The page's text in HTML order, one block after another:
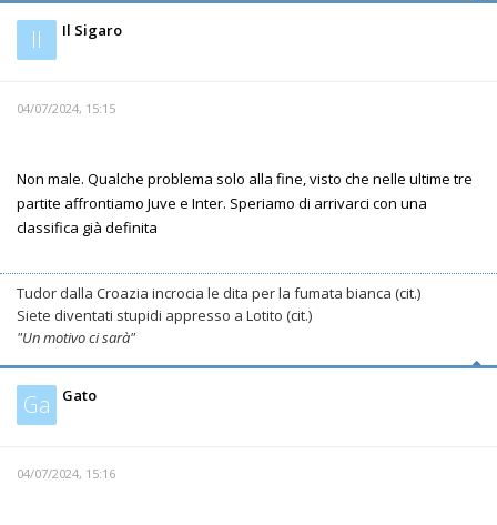
Il Il Sigaro
04/07/2024, 15:15
Non male. Qualche problema solo alla fine, visto che nelle ultime tre
partite affrontiamo Juve e Inter. Speriamo di arrivarci con una
classifica già definita
Tudor dalla Croazia incrocia le dita per la fumata bianca (cit.)
Siete diventati stupidi appresso a Lotito (cit.)
"Un motivo ci sarà"
Ga Gato
04/07/2024, 15:16